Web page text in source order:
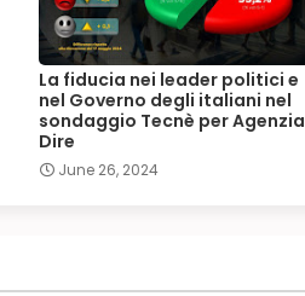
La fiducia nei leader politici e
nel Governo degli italiani nel
sondaggio Tecnè per Agenzia
Dire
June 26, 2024